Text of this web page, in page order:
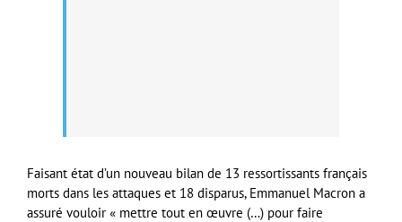
Faisant état d’un nouveau bilan de 13 ressortissants français
morts dans les attaques et 18 disparus, Emmanuel Macron a
assuré vouloir « mettre tout en œuvre (…) pour faire